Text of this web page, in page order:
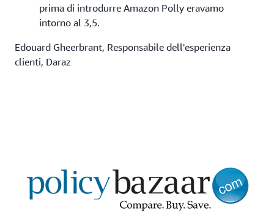
prima di introdurre Amazon Polly eravamo
intorno al 3,5.
Edouard Gheerbrant, Responsabile dell'esperienza
clienti, Daraz